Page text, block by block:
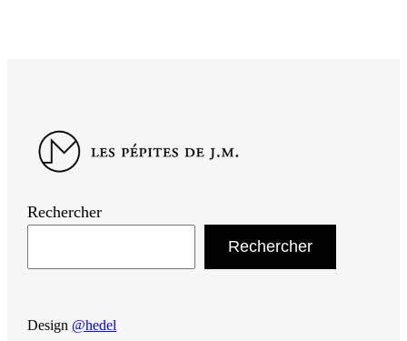
Rechercher
Rechercher
Design @hedel